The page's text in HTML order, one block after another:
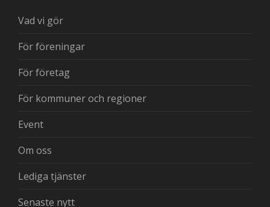
Vad vi gör
För föreningar
För företag
För kommuner och regioner
Event
Om oss
Lediga tjänster
Senaste nytt